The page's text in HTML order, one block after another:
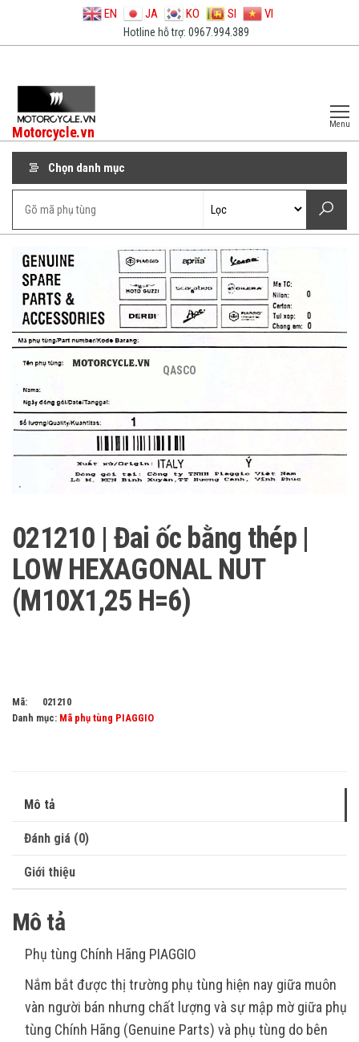
EN JA KO SI VI
Hotline hỗ trợ: 0967.994.389
Motorcycle.vn Menu
Chọn danh mục
QASCO
021210 | Đai ốc bằng thép |
LOW HEXAGONAL NUT
(M10X1,25 H=6)
Mã:
021210
Danh mục: Mã phụ tùng PIAGGIO
Mô tả
Đánh giá (0)
Giới thiệu
Mô tả
Phụ tùng Chính Hãng PIAGGIO
Nắm bắt được thị trường phụ tùng hiện nay giữa muôn
vàn người bán nhưng chất lượng và sự mập mờ giữa phụ
tùng Chính Hãng (Genuine Parts) và phụ tùng do bên